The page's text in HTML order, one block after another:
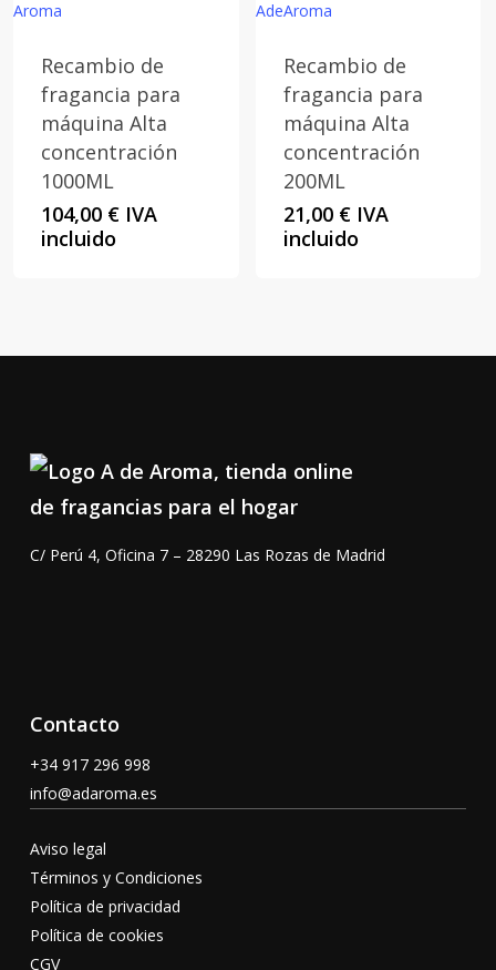
Recambio de
fragancia para
máquina Alta
concentración
1000ML
104,00 € IVA
incluido
Recambio de
fragancia para
máquina Alta
concentración
200ML
21,00 € IVA
incluido
C/ Perú 4, Oficina 7 – 28290 Las Rozas de Madrid
Contacto
+34 917 296 998
info@adaroma.es
Aviso legal
Términos y Condiciones
Política de privacidad
Política de cookies
CGV